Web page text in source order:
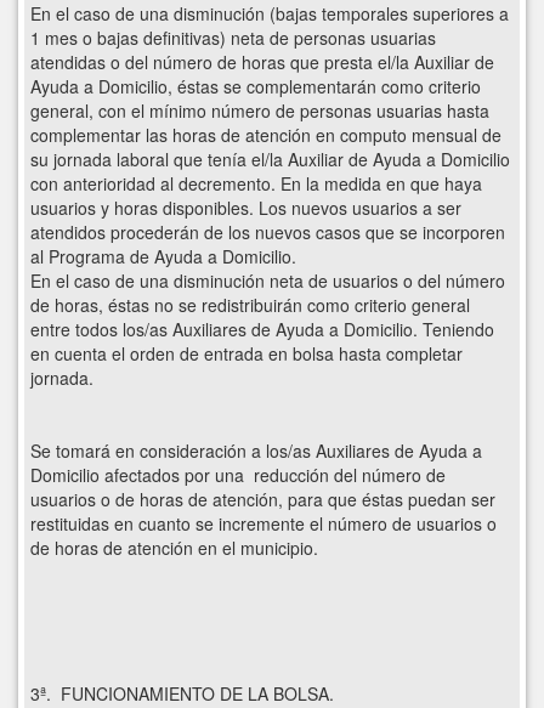
En el caso de una disminución (bajas temporales superiores a
1 mes o bajas definitivas) neta de personas usuarias
atendidas o del número de horas que presta el/la Auxiliar de
Ayuda a Domicilio, éstas se complementarán como criterio
general, con el mínimo número de personas usuarias hasta
complementar las horas de atención en computo mensual de
su jornada laboral que tenía el/la Auxiliar de Ayuda a Domicilio
con anterioridad al decremento. En la medida en que haya
usuarios y horas disponibles. Los nuevos usuarios a ser
atendidos procederán de los nuevos casos que se incorporen
al Programa de Ayuda a Domicilio.
En el caso de una disminución neta de usuarios o del número
de horas, éstas no se redistribuirán como criterio general
entre todos los/as Auxiliares de Ayuda a Domicilio. Teniendo
en cuenta el orden de entrada en bolsa hasta completar
jornada.
Se tomará en consideración a los/as Auxiliares de Ayuda a
Domicilio afectados por una reducción del número de
usuarios o de horas de atención, para que éstas puedan ser
restituidas en cuanto se incremente el número de usuarios o
de horas de atención en el municipio.
3ª. FUNCIONAMIENTO DE LA BOLSA.